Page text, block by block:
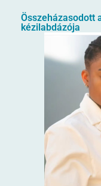
Összeházasodott
kézilabdázója